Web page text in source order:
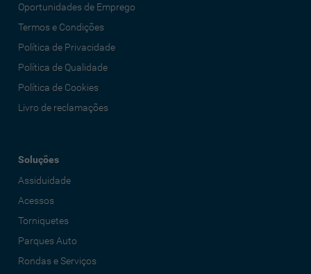
Oportunidades de Emprego
Termos e Condições
Política de Privacidade
Política de Qualidade
Política de Cookies
Livro de reclamações
Soluções
Assiduidade
Acessos
Torniquetes
Parques Auto
Rondas e Serviços